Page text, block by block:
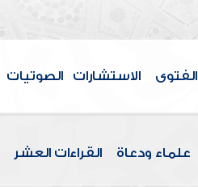
الفتوى الاستشارات الصوتيات
علماء ودعاة القراءات العشر